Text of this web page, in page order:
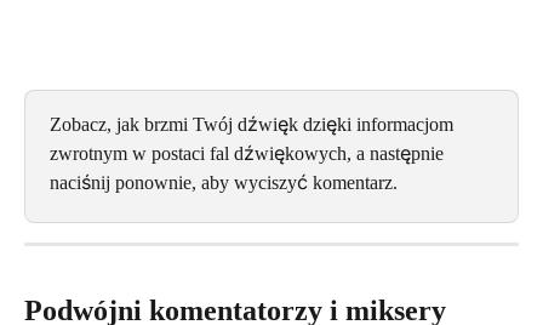
Zobacz, jak brzmi Twój dźwięk dzięki informacjom
zwrotnym w postaci fal dźwiękowych, a następnie
naciśnij ponownie, aby wyciszyć komentarz.
Podwójni komentatorzy i miksery